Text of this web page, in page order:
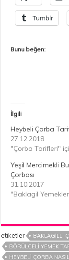
Tumblr
Bunu beğen:
İlgili
Heybeli Çorba
27.12.2018
"Çorba Tarifleri"
Yeşil Mercimekli
Çorbası
31.10.2017
"Baklagil
etiketler BAKLAGILLI
BÖRÜLCELI YEMEK
HEYBELI ÇORBA